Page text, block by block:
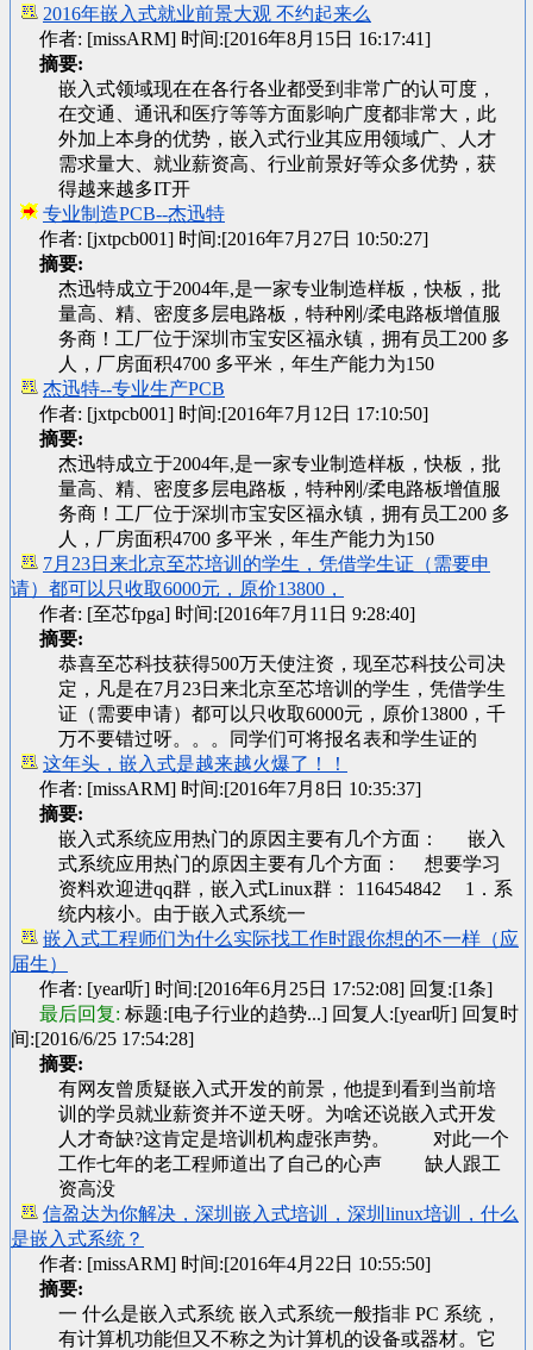
2016年嵌入式就业前景大观 不约起来么
作者: [missARM] 时间:[2016年8月15日 16:17:41]
摘要:
嵌入式领域现在在各行各业都受到非常广的认可度，
在交通、通讯和医疗等等方面影响广度都非常大，此
外加上本身的优势，嵌入式行业其应用领域广、人才
需求量大、就业薪资高、行业前景好等众多优势，获
得越来越多IT开
专业制造PCB--杰迅特
作者: [jxtpcb001] 时间:[2016年7月27日 10:50:27]
摘要:
杰迅特成立于2004年,是一家专业制造样板，快板，批
量高、精、密度多层电路板，特种刚/柔电路板增值服
务商！工厂位于深圳市宝安区福永镇，拥有员工200 多
人，厂房面积4700 多平米，年生产能力为150
杰迅特--专业生产PCB
作者: [jxtpcb001] 时间:[2016年7月12日 17:10:50]
摘要:
杰迅特成立于2004年,是一家专业制造样板，快板，批
量高、精、密度多层电路板，特种刚/柔电路板增值服
务商！工厂位于深圳市宝安区福永镇，拥有员工200 多
人，厂房面积4700 多平米，年生产能力为150
7月23日来北京至芯培训的学生，凭借学生证（需要申
请）都可以只收取6000元，原价13800，
作者: [至芯fpga] 时间:[2016年7月11日 9:28:40]
摘要:
恭喜至芯科技获得500万天使注资，现至芯科技公司决
定，凡是在7月23日来北京至芯培训的学生，凭借学生
证（需要申请）都可以只收取6000元，原价13800，千
万不要错过呀。。。同学们可将报名表和学生证的
这年头，嵌入式是越来越火爆了！！
作者: [missARM] 时间:[2016年7月8日 10:35:37]
摘要:
嵌入式系统应用热门的原因主要有几个方面： 嵌入
式系统应用热门的原因主要有几个方面： 想要学习
资料欢迎进qq群，嵌入式Linux群： 116454842 1．系
统内核小。由于嵌入式系统一
嵌入式工程师们为什么实际找工作时跟你想的不一样（应
届生）
作者: [year听] 时间:[2016年6月25日 17:52:08] 回复:[1条]
最后回复: 标题:[电子行业的趋势...] 回复人:[year听] 回复时
间:[2016/6/25 17:54:28]
摘要:
有网友曾质疑嵌入式开发的前景，他提到看到当前培
训的学员就业薪资并不逆天呀。为啥还说嵌入式开发
人才奇缺?这肯定是培训机构虚张声势。 对此一个
工作七年的老工程师道出了自己的心声 缺人跟工
资高没
信盈达为你解决，深圳嵌入式培训，深圳linux培训，什么
是嵌入式系统？
作者: [missARM] 时间:[2016年4月22日 10:55:50]
摘要:
一 什么是嵌入式系统 嵌入式系统一般指非 PC 系统，
有计算机功能但又不称之为计算机的设备或器材。它